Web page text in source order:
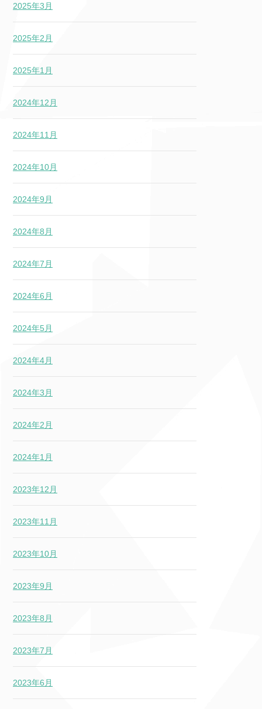
2025年3月
2025年2月
2025年1月
2024年12月
2024年11月
2024年10月
2024年9月
2024年8月
2024年7月
2024年6月
2024年5月
2024年4月
2024年3月
2024年2月
2024年1月
2023年12月
2023年11月
2023年10月
2023年9月
2023年8月
2023年7月
2023年6月